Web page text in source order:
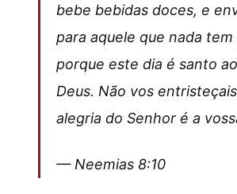
bebe bebidas doces, e
para aquele que nada
porque este dia é santo
Deus. Não vos
alegria do Senhor é a
— Neemias 8:10